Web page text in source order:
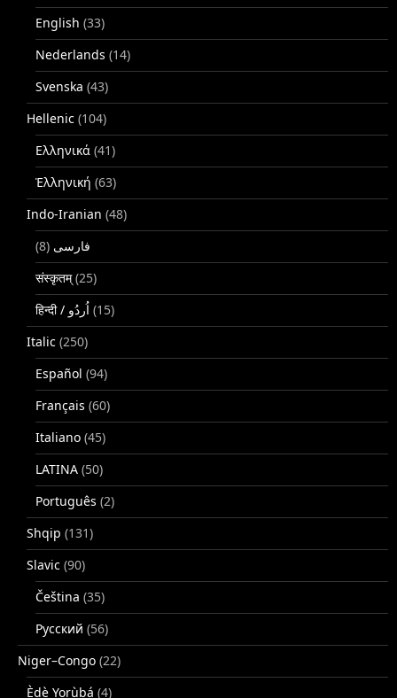
English (33)
Nederlands (14)
Svenska (43)
Hellenic (104)
Ελληνικά (41)
Ἑλληνική (63)
Indo-Iranian (48)
فارسی (8)
संस्कृतम्(25)
(15)
Italic (250)
Español (94)
Français (60)
Italiano (45)
LATINA (50)
Português (2)
Shqip (131)
Slavic (90)
Čeština (35)
Русский (56)
Niger–Congo (22)
Èdè Yorùbá (4)